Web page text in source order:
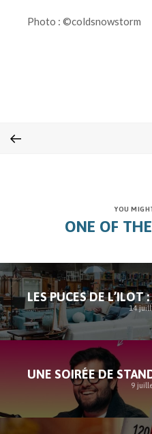
Photo : ©coldsnowstorm
YOU
ONE OF
14
9